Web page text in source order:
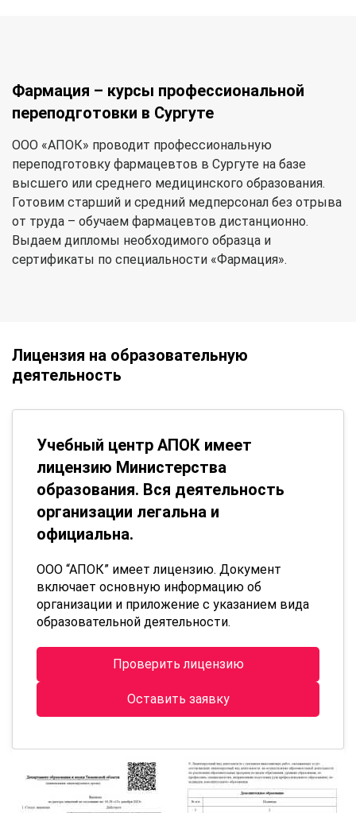
Фармация – курсы профессиональной
переподготовки в Сургуте
ООО «АПОК» проводит профессиональную
переподготовку фармацевтов в Сургуте на базе
высшего или среднего медицинского образования.
Готовим старший и средний медперсонал без отрыва
от труда – обучаем фармацевтов дистанционно.
Выдаем дипломы необходимого образца и
сертификаты по специальности «Фармация».
Лицензия на образовательную
деятельность
Учебный центр АПОК имеет
лицензию Министерства
образования. Вся деятельность
организации легальна и
официальна.
ООО “АПОК” имеет лицензию. Документ
включает основную информацию об
организации и приложение с указанием вида
образовательной деятельности.
Проверить лицензию
Оставить заявку